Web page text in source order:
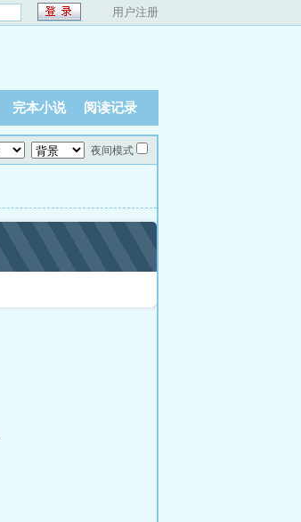
用户注册
完本小说 阅读记录
夜间模式